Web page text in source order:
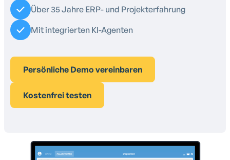
Über 35 Jahre ERP- und Projekterfahrung
Mit integrierten KI-Agenten
Persönliche Demo vereinbaren
Kostenfrei testen